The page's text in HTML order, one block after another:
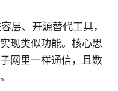
层、开源替代工具，
现类似功能。核心思
网里一样通信，且数